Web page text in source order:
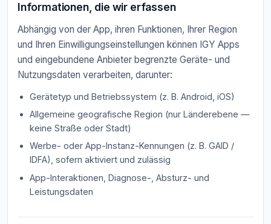
Informationen, die wir erfassen
Abhängig von der App, ihren Funktionen, Ihrer Region
und Ihren Einwilligungseinstellungen können IGY Apps
und eingebundene Anbieter begrenzte Geräte- und
Nutzungsdaten verarbeiten, darunter:
Gerätetyp und Betriebssystem (z. B. Android, iOS)
Allgemeine geografische Region (nur Länderebene —
keine Straße oder Stadt)
Werbe- oder App-Instanz-Kennungen (z. B. GAID /
IDFA), sofern aktiviert und zulässig
App-Interaktionen, Diagnose-, Absturz- und
Leistungsdaten